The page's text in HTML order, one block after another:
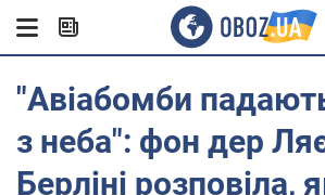
"Авіабомби
з неба": фон дер
Берліні розповіла,